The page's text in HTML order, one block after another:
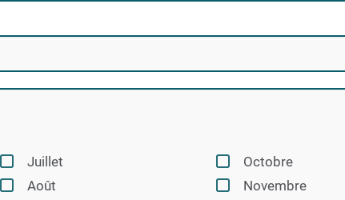
Juillet
Août
Octobre
Novembre